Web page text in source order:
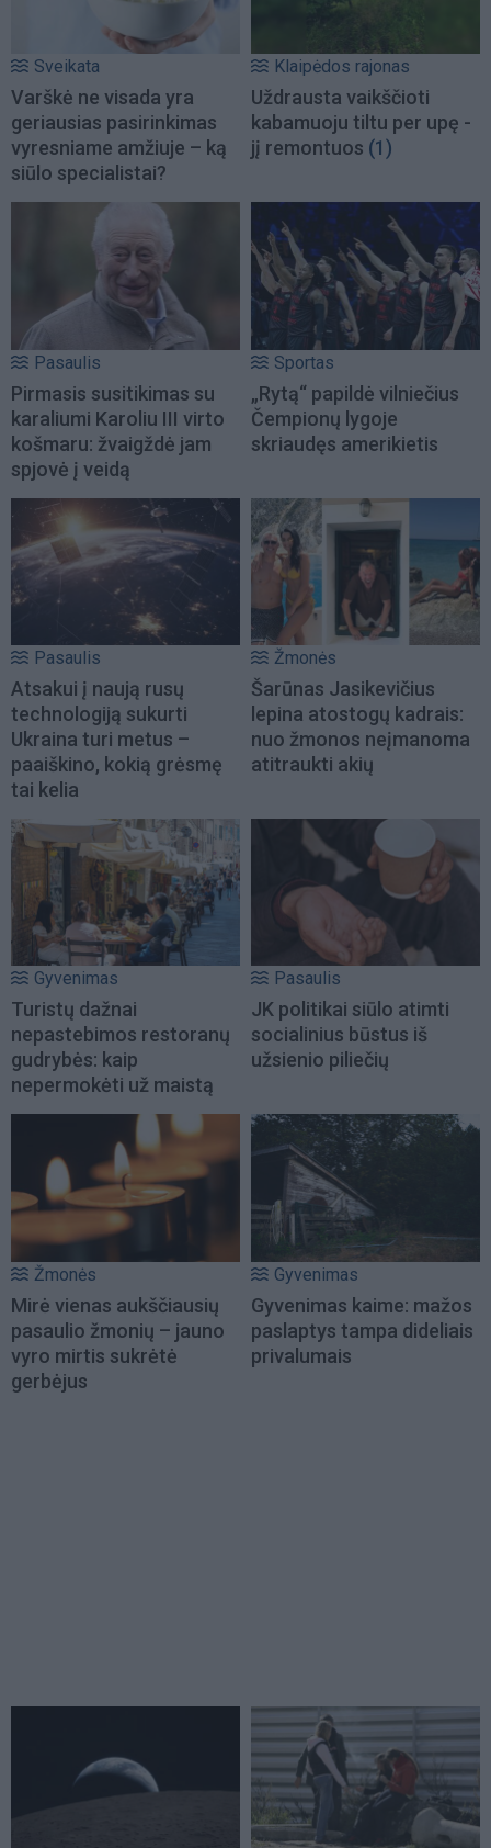
Sveikata
Varškė ne visada yra
geriausias pasirinkimas
vyresniame amžiuje – ką
siūlo specialistai?
Klaipėdos rajonas
Uždrausta vaikščioti
kabamuoju tiltu per upę -
jį remontuos (1)
Pasaulis
Pirmasis susitikimas su
karaliumi Karoliu III virto
košmaru: žvaigždė jam
spjovė į veidą
Sportas
„Rytą“ papildė vilniečius
Čempionų lygoje
skriaudęs amerikietis
Pasaulis
Atsakui į naują rusų
technologiją sukurti
Ukraina turi metus –
paaiškino, kokią grėsmę
tai kelia
Žmonės
Šarūnas Jasikevičius
lepina atostogų kadrais:
nuo žmonos neįmanoma
atitraukti akių
Gyvenimas
Turistų dažnai
nepastebimos restoranų
gudrybės: kaip
nepermokėti už maistą
Pasaulis
JK politikai siūlo atimti
socialinius būstus iš
užsienio piliečių
Žmonės
Mirė vienas aukščiausių
pasaulio žmonių – jauno
vyro mirtis sukrėtė
gerbėjus
Gyvenimas
Gyvenimas kaime: mažos
paslaptys tampa dideliais
privalumais